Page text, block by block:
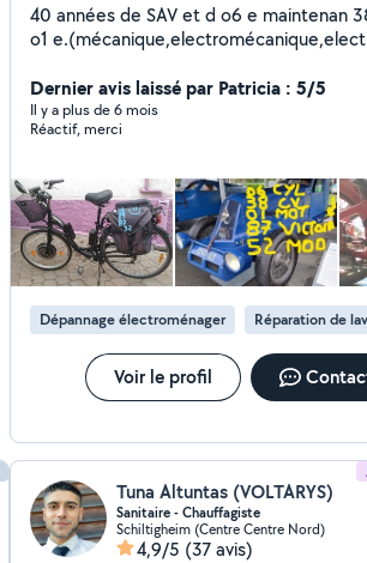
40 années de SAV et d o6 e maintenan
o1
la réciprocité .
Dernier avis laissé par Patricia : 5/5
Il y a plus de 6 mois
Réactif, merci
Dépannage électroménager Réparation de
Voir le profil
Tuna Altuntas (VOLTARYS)
Sanitaire - Chauffagiste
Schiltigheim (Centre Centre Nord)
4,9/5 (37 avis)